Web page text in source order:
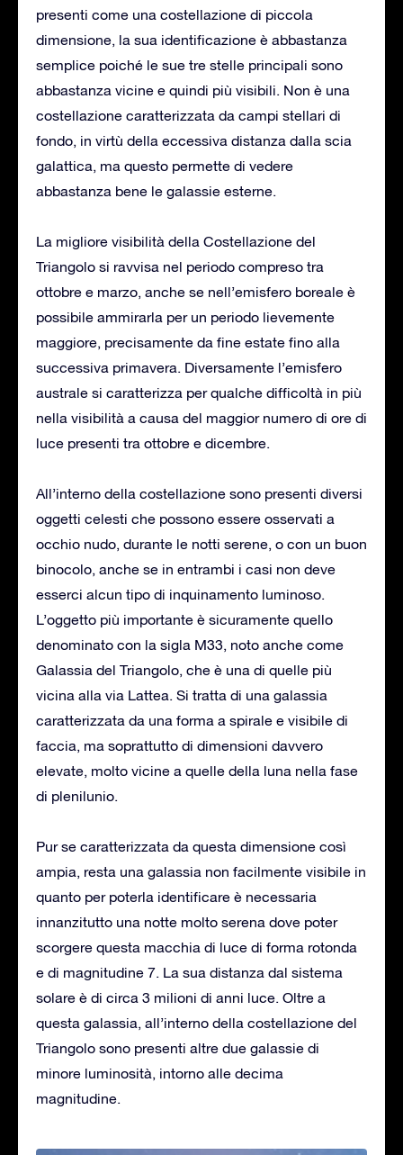
presenti come una costellazione di piccola
dimensione, la sua identificazione è abbastanza
semplice poiché le sue tre stelle principali sono
abbastanza vicine e quindi più visibili. Non è una
costellazione caratterizzata da campi stellari di
fondo, in virtù della eccessiva distanza dalla scia
galattica, ma questo permette di vedere
abbastanza bene le galassie esterne.
La migliore visibilità della Costellazione del
Triangolo si ravvisa nel periodo compreso tra
ottobre e marzo, anche se nell’emisfero boreale è
possibile ammirarla per un periodo lievemente
maggiore, precisamente da fine estate fino alla
successiva primavera. Diversamente l’emisfero
australe si caratterizza per qualche difficoltà in più
nella visibilità a causa del maggior numero di ore di
luce presenti tra ottobre e dicembre.
All’interno della costellazione sono presenti diversi
oggetti celesti che possono essere osservati a
occhio nudo, durante le notti serene, o con un buon
binocolo, anche se in entrambi i casi non deve
esserci alcun tipo di inquinamento luminoso.
L’oggetto più importante è sicuramente quello
denominato con la sigla M33, noto anche come
Galassia del Triangolo, che è una di quelle più
vicina alla via Lattea. Si tratta di una galassia
caratterizzata da una forma a spirale e visibile di
faccia, ma soprattutto di dimensioni davvero
elevate, molto vicine a quelle della luna nella fase
di plenilunio.
Pur se caratterizzata da questa dimensione così
ampia, resta una galassia non facilmente visibile in
quanto per poterla identificare è necessaria
innanzitutto una notte molto serena dove poter
scorgere questa macchia di luce di forma rotonda
e di magnitudine 7. La sua distanza dal sistema
solare è di circa 3 milioni di anni luce. Oltre a
questa galassia, all’interno della costellazione del
Triangolo sono presenti altre due galassie di
minore luminosità, intorno alle decima
magnitudine.